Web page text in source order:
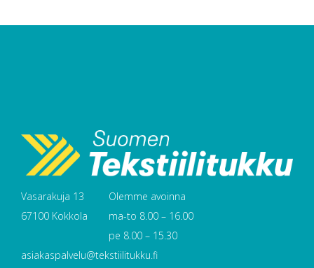
Vasarakuja 13
67100 Kokkola
Olemme avoinna
ma-to 8.00 – 16.00
pe 8.00 – 15.30
asiakaspalvelu@tekstiilitukku.fi